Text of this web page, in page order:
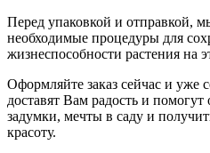
Перед упаковкой и отправкой,
необходимые процедуры для
жизнеспособности растения на
Оформляйте заказ сейчас и уже
доставят Вам радость и
задумки, мечты в саду и
красоту.